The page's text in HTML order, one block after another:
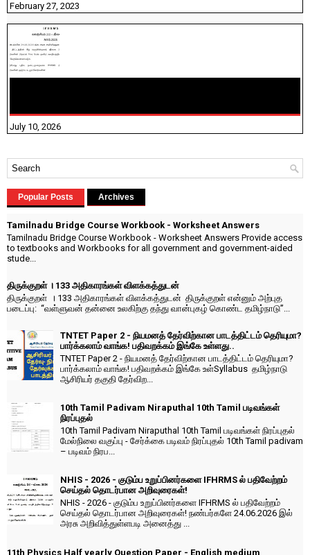
February 27, 2023
July 10, 2026
Popular Posts Archives
Tamilnadu Bridge Course Workbook - Worksheet Answers
Tamilnadu Bridge Course Workbook - Worksheet Answers Provide access
to textbooks and Workbooks for all government and government-aided
stude...
திருக்குறள் । 133 அதிகாரங்கள் விளக்கத்துடன்
திருக்குறள் । 133 அதிகாரங்கள் விளக்கத்துடன் திருக்குறள் என்னும் அற்புத
படைப்பு: “வள்ளுவன் தன்னை உலகிற்கு தந்து வான்புகழ் கொண்ட தமிழ்நாடு”...
TNTET Paper 2 - நியமனத் தேர்விற்கான பாடத்திட்டம் தெரியுமா?
பார்க்கலாம் வாங்க! பதிவறக்கம் இங்கே உள்ளது..
TNTET Paper 2 - நியமனத் தேர்விற்கான பாடத்திட்டம் தெரியுமா?
பார்க்கலாம் வாங்க! பதிவறக்கம் இங்கே உள்Syllabus தமிழ்நாடு
ஆசிரியர் தகுதி தேர்விற...
10th Tamil Padivam Niraputhal 10th Tamil படிவங்கள்
நிரப்புதல்
10th Tamil Padivam Niraputhal 10th Tamil படிவங்கள் நிரப்புதல்
மேல்நிலை வகுப்பு - சேர்க்கை படிவம் நிரப்புதல் 10th Tamil padivam
– படிவம் நிரப...
NHIS - 2026 - குடும்ப உறுப்பினர்களை IFHRMS ல் பதிவேற்றம்
செய்தல் தொடர்பான அறிவுரைகள்!
NHIS - 2026 - குடும்ப உறுப்பினர்களை IFHRMS ல் பதிவேற்றம்
செய்தல் தொடர்பான அறிவுரைகள்! நண்பர்களே 24.06.2026 இல்
அரசு அறிவித்துள்ளபடி அனைத்து ...
11th Physics Half yearly Question Paper - English medium